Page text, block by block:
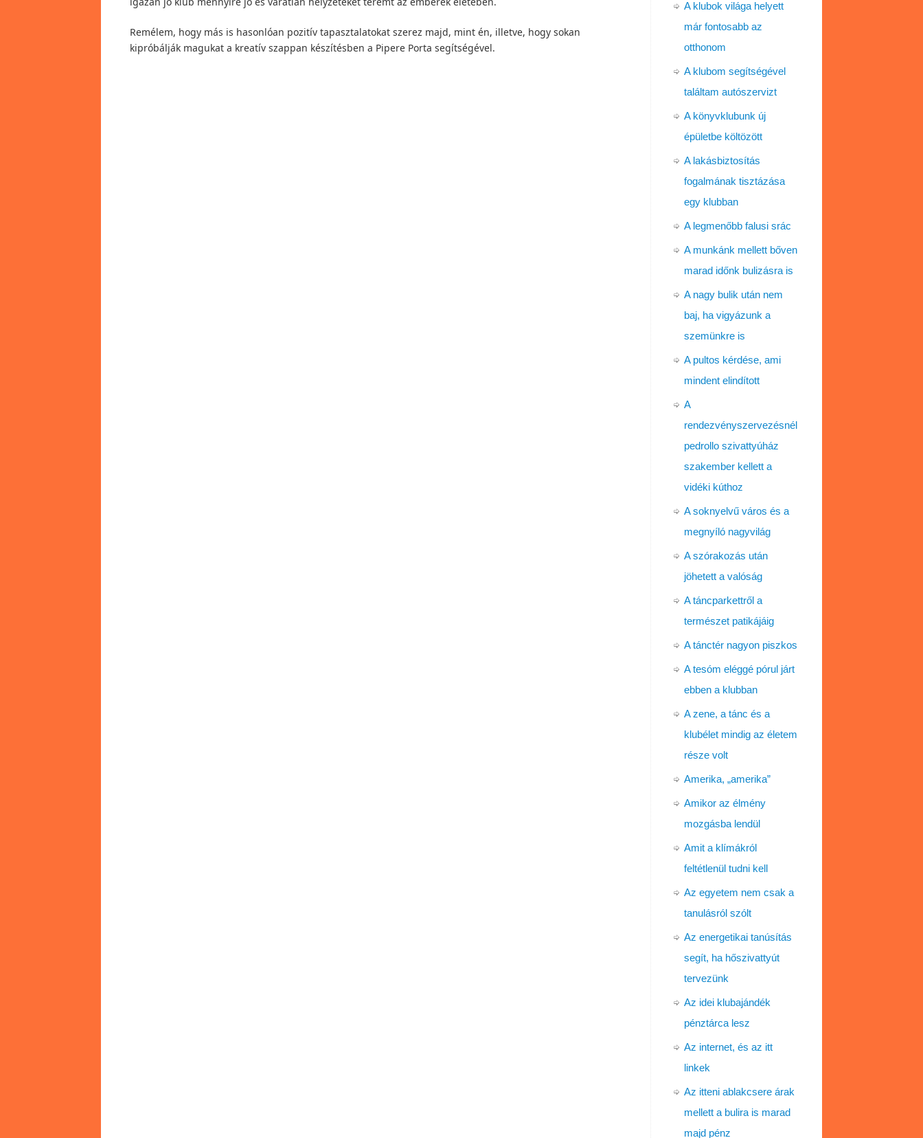
Remélem, hogy más is hasonlóan pozitív tapasztalatokat szerez majd, mint én, illetve, hogy sokan
kipróbálják magukat a kreatív szappan készítésben a Pipere Porta segítségével.
A klubok világa helyett
már fontosabb az
otthonom
A klubom segítségével
találtam autószervizt
A könyvklubunk új
épületbe költözött
A lakásbiztosítás
fogalmának tisztázása
egy klubban
A legmenőbb falusi srác
A munkánk mellett bőven
marad időnk bulizásra is
A nagy bulik után nem
baj, ha vigyázunk a
szemünkre is
A pultos kérdése, ami
mindent elindított
A
rendezvényszervezésnél
pedrollo szivattyúház
szakember kellett a
vidéki kúthoz
A soknyelvű város és a
megnyíló nagyvilág
A szórakozás után
jöhetett a valóság
A táncparkettről a
természet patikájáig
A tánctér nagyon piszkos
A tesóm eléggé pórul járt
ebben a klubban
A zene, a tánc és a
klubélet mindig az életem
része volt
Amerika, „amerika”
Amikor az élmény
mozgásba lendül
Amit a klímákról
feltétlenül tudni kell
Az egyetem nem csak a
tanulásról szólt
Az energetikai tanúsítás
segít, ha hőszivattyút
tervezünk
Az idei klubajándék
pénztárca lesz
Az internet, és az itt
linkek
Az itteni ablakcsere árak
mellett a bulira is marad
majd pénz